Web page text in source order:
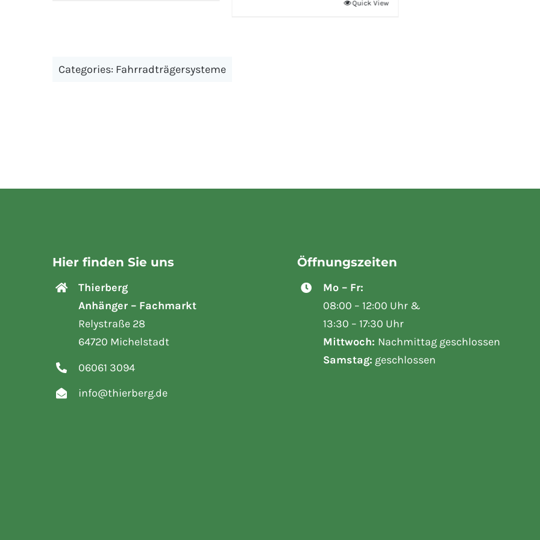
Quick View
Categories: Fahrradträgersysteme
Hier finden Sie uns
Thierberg
Anhänger – Fachmarkt
Relystraße 28
64720 Michelstadt
06061 3094
info@thierberg.de
Öffnungszeiten
Mo – Fr:
08:00 – 12:00 Uhr &
13:30 – 17:30 Uhr
Mittwoch: Nachmittag geschlossen
Samstag: geschlossen